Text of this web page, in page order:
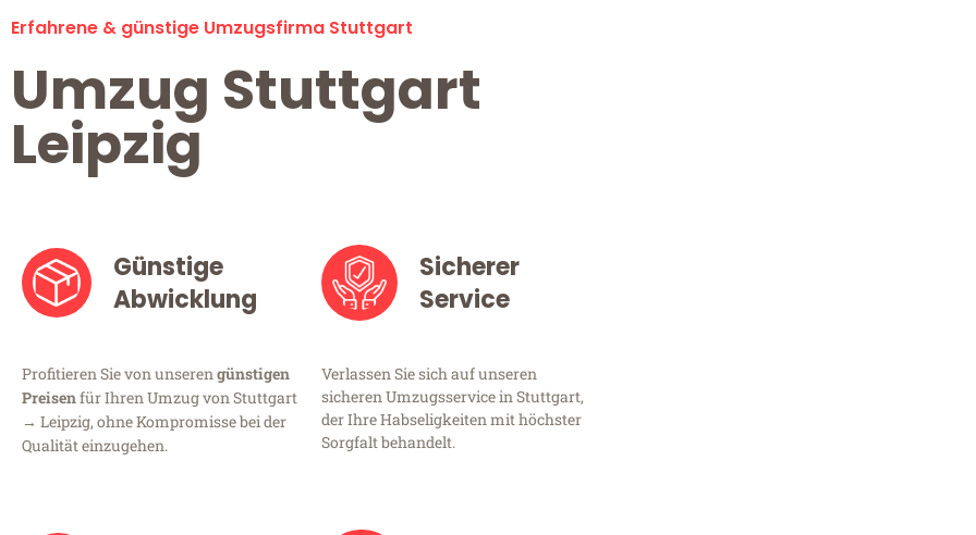
Erfahrene & günstige Umzugsfirma Stuttgart
Umzug Stuttgart
Leipzig
Günstige
Abwicklung
Profitieren Sie von unserengünstigen
Preisenfür Ihren Umzug von Stuttgart
→ Leipzig, ohne Kompromisse bei der
Qualität einzugehen.
Sicherer
Service
Verlassen Sie sich auf unseren
sicheren Umzugsservice in Stuttgart,
der Ihre Habseligkeiten mit höchster
Sorgfalt behandelt.